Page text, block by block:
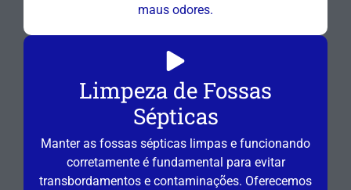
maus odores.
Limpeza de Fossas
Sépticas
Manter as fossas sépticas limpas e funcionando
corretamente é fundamental para evitar
transbordamentos e contaminações. Oferecemos